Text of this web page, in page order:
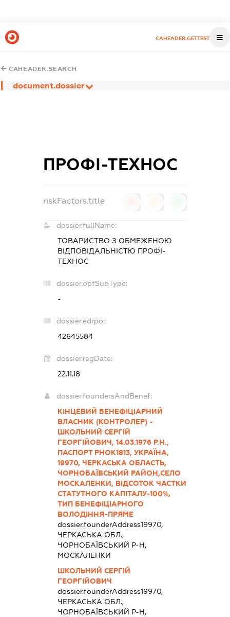
CAHEADER.GETTEST
CAHEADER.SEARCH
document.dossier
ПРОФІ-ТЕХНОС
riskFactors.title
dossier.fullName:
ТОВАРИСТВО З ОБМЕЖЕНОЮ
ВІДПОВІДАЛЬНІСТЮ ПРОФІ-
ТЕХНОС
dossier.opfSubType:
-
dossier.edrpo:
42645584
dossier.regDate:
22.11.18
dossier.foundersAndBenef:
КІНЦЕВИЙ БЕНЕФІЦІАРНИЙ
ВЛАСНИК (КОНТРОЛЕР) -
ШКОЛЬНИЙ СЕРГІЙ
ГЕОРГІЙОВИЧ, 14.03.1976 Р.Н.,
ПАСПОРТ РНОК1813, УКРАЇНА,
19970, ЧЕРКАСЬКА ОБЛАСТЬ,
ЧОРНОБАЇВСЬКИЙ РАЙОН,СЕЛО
МОСКАЛЕНКИ, ВІДСОТОК ЧАСТКИ
СТАТУТНОГО КАПІТАЛУ-100%,
ТИП БЕНЕФІЦІАРНОГО
ВОЛОДІННЯ-ПРЯМЕ
dossier.founderAddress19970,
ЧЕРКАСЬКА ОБЛ.,
ЧОРНОБАЇВСЬКИЙ Р-Н,
МОСКАЛЕНКИ
ШКОЛЬНИЙ СЕРГІЙ
ГЕОРГІЙОВИЧ
dossier.founderAddress19970,
ЧЕРКАСЬКА ОБЛ.,
ЧОРНОБАЇВСЬКИЙ Р-Н,